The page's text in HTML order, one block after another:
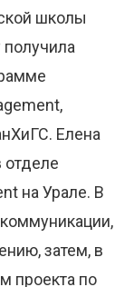
школы
получила
Елена
на Урале. В
затем, в
проекта по